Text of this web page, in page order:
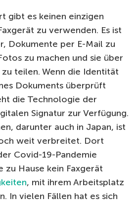
gibt es keinen einzigen
zu verwenden. Es ist
Dokumente per E-Mail zu
zu machen und sie über
teilen. Wenn die Identität
Dokuments überprüft
die Technologie der
Signatur zur Verfügung.
darunter auch in Japan, ist
weit verbreitet. Dort
Covid-19-Pandemie
zu Hause kein Faxgerät
, mit ihrem Arbeitsplatz
In vielen Fällen hat es sich